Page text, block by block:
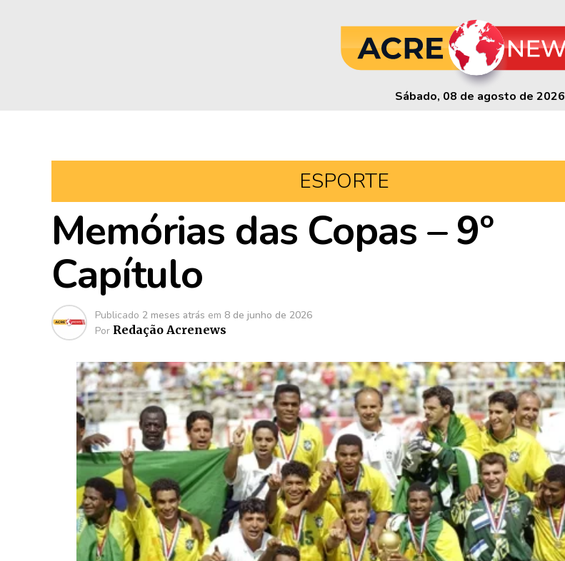
Sábado, 08 de agosto de 2026
ESPORTE
Memórias das Copas – 9º
Capítulo
Publicado 2 meses atrás em 8 de junho de 2026
Por Redação Acrenews